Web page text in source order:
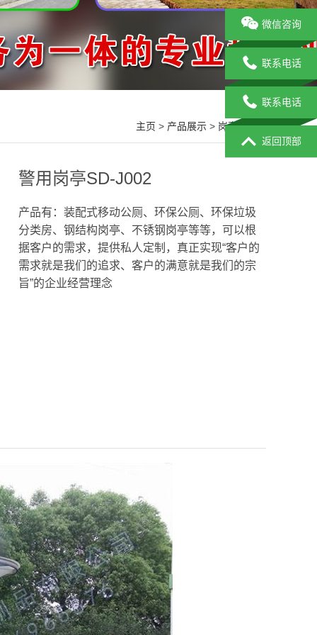
主页 > 产品展示 > 岗亭系列>
警用岗亭SD-J002
产品有：装配式移动公厕、环保公厕、环保垃圾
分类房、钢结构岗亭、不锈钢岗亭等等，可以根
据客户的需求，提供私人定制，真正实现“客户的
需求就是我们的追求、客户的满意就是我们的宗
旨”的企业经营理念
微信咨询
联系电话
联系电话
返回顶部